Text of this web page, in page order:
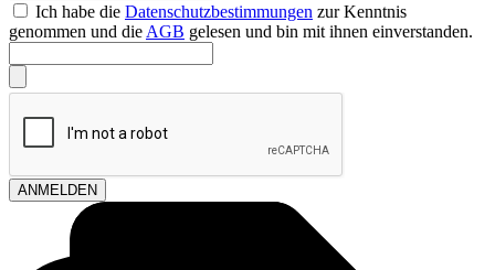
Ich habe die Datenschutzbestimmungen zur Kenntnis
genommen und die AGB gelesen und bin mit ihnen einverstanden.
ANMELDEN